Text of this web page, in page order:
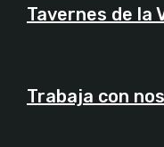
Tavernes de la
Trabaja con